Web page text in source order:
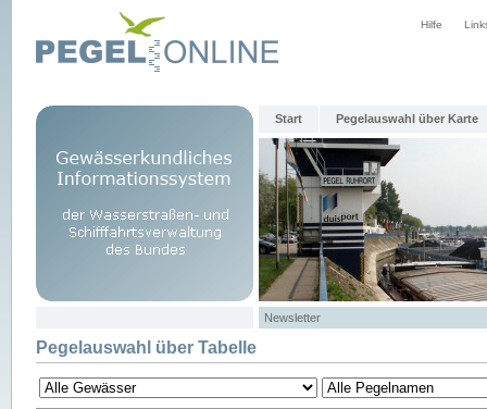
Hilfe
Start Pegelauswahl über Karte
Newsletter
Pegelauswahl über Tabelle